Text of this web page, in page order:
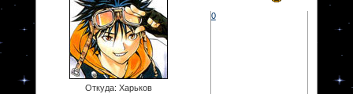
Откуда: Харьков
0